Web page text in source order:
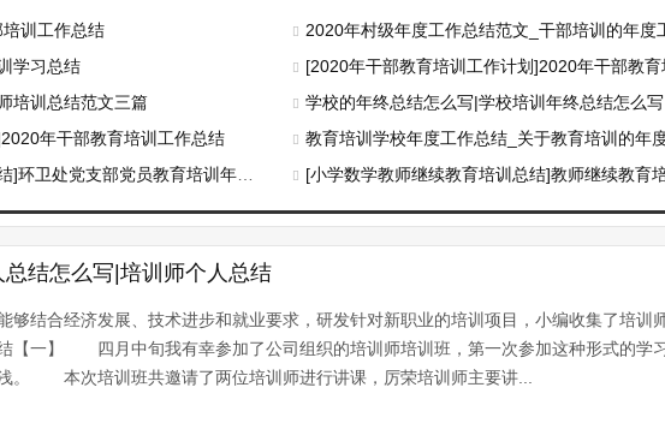
培训工作总结
2020年村级年度工作总结范文_干部培训的年度
学习总结
[2020年干部教育培训工作计划]2020年干部教
培训总结范文三篇
学校的年终总结怎么写|学校培训年终总结怎么写
年干部教育培训工作总结
教育培训学校年度工作总结_关于教育培训的年
党支部党员教育培训年度工作总结
[小学数学教师继续教育培训总结]教师继续教育
结怎么写|培训师个人总结
够结合经济发展、技术进步和就业要求，研发针对新职业的培训项目，小编收集了培训
【一】 四月中旬我有幸参加了公司组织的培训师培训班，第一次参加这种形式的学
。 本次培训班共邀请了两位培训师进行讲课，厉荣培训师主要讲...